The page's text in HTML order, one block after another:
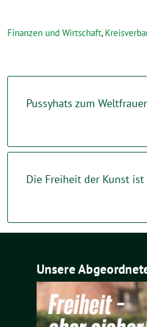
Finanzen und Wirtschaft,
Pussyhats zum
Die Freiheit der Kunst
Unsere